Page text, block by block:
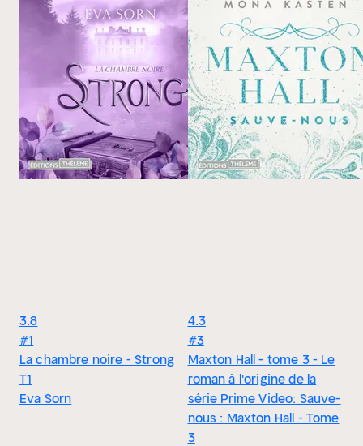
3.8
#1
La chambre noire - Strong
T1
Eva Sorn
4.3
#3
Maxton Hall - tome 3 - Le
roman à l'origine de la
série Prime Video: Sauve-
nous : Maxton Hall - Tome
3